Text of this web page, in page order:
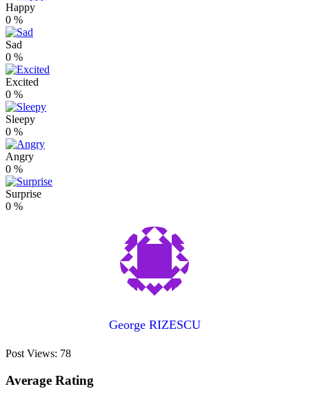
Happy
0 %
Sad
0 %
Excited
0 %
Sleepy
0 %
Angry
0 %
Surprise
0 %
George RIZESCU
Post Views: 78
Average Rating